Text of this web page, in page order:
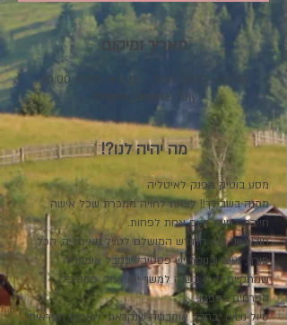
תאריך ומיקום
08 ביוני 2023, 6:00 – 12 ביוני 2023, 20:00
Umbria, Umbria, Italy
מה יהיה לנו?!
מסע בוטיק מפנק לאיטליה
מתנה בשבילך!! לצאת לחויה ממכרת שכל אישה
חייבת לחוות פעם אחת לפחות.
חודש יוני הוא החודש המושלם לטייל באיטליה, הכל
פורח, נעים ובנוסף יש פסטיבל בחבל אומבריה
שמתקיים פעם בשנה למשך יום אחד. פסטיבל
הפרחים בספלו.
טיול נשים  בחבל אומבריה שנקראת "האחות הפראית